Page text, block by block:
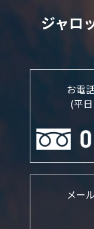
ジャロ
お電
(平
メー